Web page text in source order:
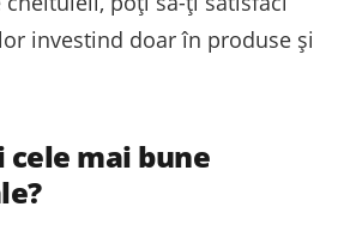
investind doar în produse și
cele mai bune